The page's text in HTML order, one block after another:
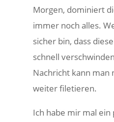
Morgen, dominiert
immer noch alles.
sicher bin, dass
schnell
Nachricht kann man
weiter filetieren.
Ich habe mir mal ein